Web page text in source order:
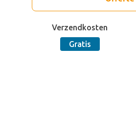
Verzendkosten
Gratis